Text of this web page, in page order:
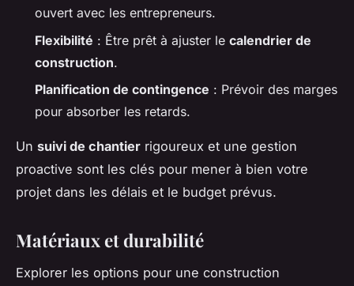
ouvert avec les entrepreneurs.
Flexibilité : Être prêt à ajuster le calendrier de
construction.
Planification de contingence : Prévoir des marges
pour absorber les retards.
Un suivi de chantier rigoureux et une gestion
proactive sont les clés pour mener à bien votre
projet dans les délais et le budget prévus.
Matériaux et durabilité
Explorer les options pour une construction